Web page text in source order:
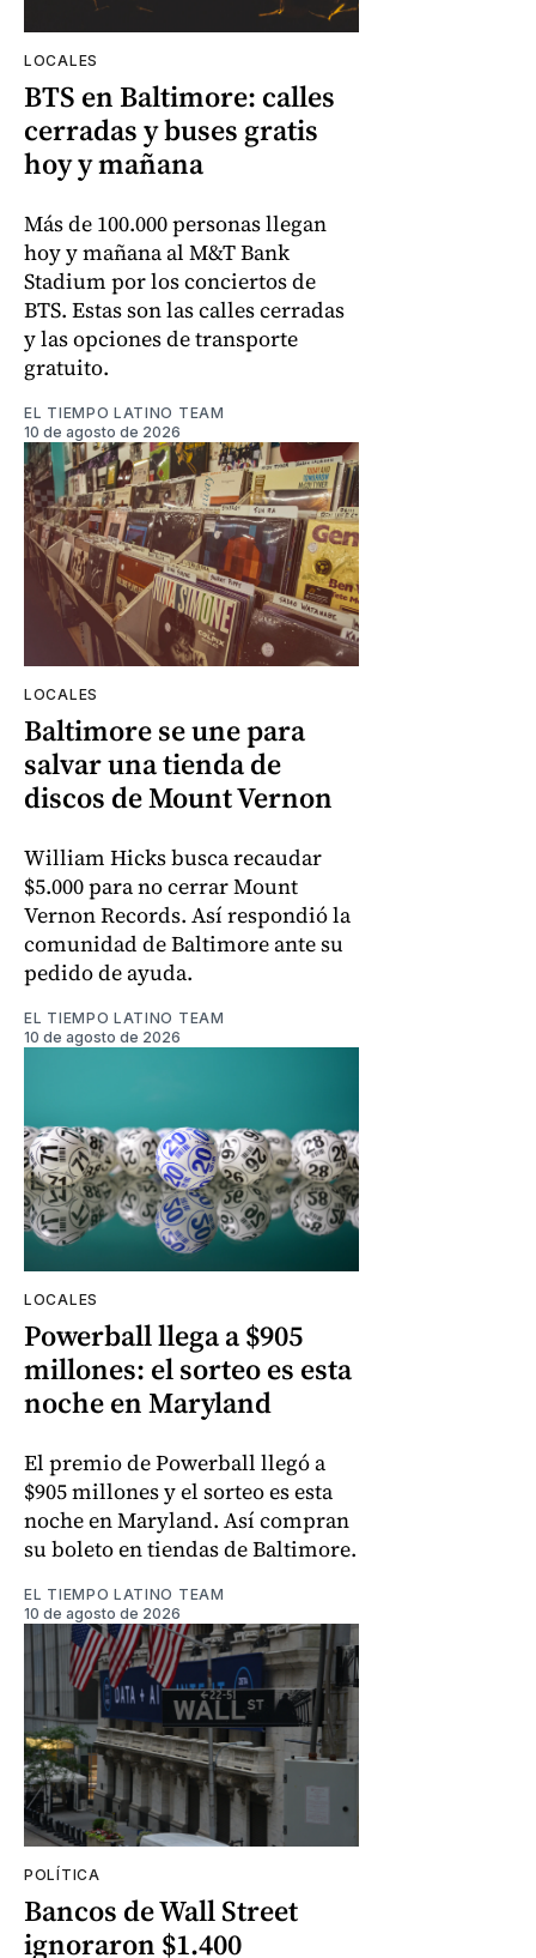
LOCALES
BTS en Baltimore: calles
cerradas y buses gratis
hoy y mañana
Más de 100.000 personas llegan
hoy y mañana al M&T Bank
Stadium por los conciertos de
BTS. Estas son las calles cerradas
y las opciones de transporte
gratuito.
EL TIEMPO LATINO TEAM
10 de agosto de 2026
LOCALES
Baltimore se une para
salvar una tienda de
discos de Mount Vernon
William Hicks busca recaudar
$5.000 para no cerrar Mount
Vernon Records. Así respondió la
comunidad de Baltimore ante su
pedido de ayuda.
EL TIEMPO LATINO TEAM
10 de agosto de 2026
LOCALES
Powerball llega a $905
millones: el sorteo es esta
noche en Maryland
El premio de Powerball llegó a
$905 millones y el sorteo es esta
noche en Maryland. Así compran
su boleto en tiendas de Baltimore.
EL TIEMPO LATINO TEAM
10 de agosto de 2026
POLÍTICA
Bancos de Wall Street
ignoraron $1.400